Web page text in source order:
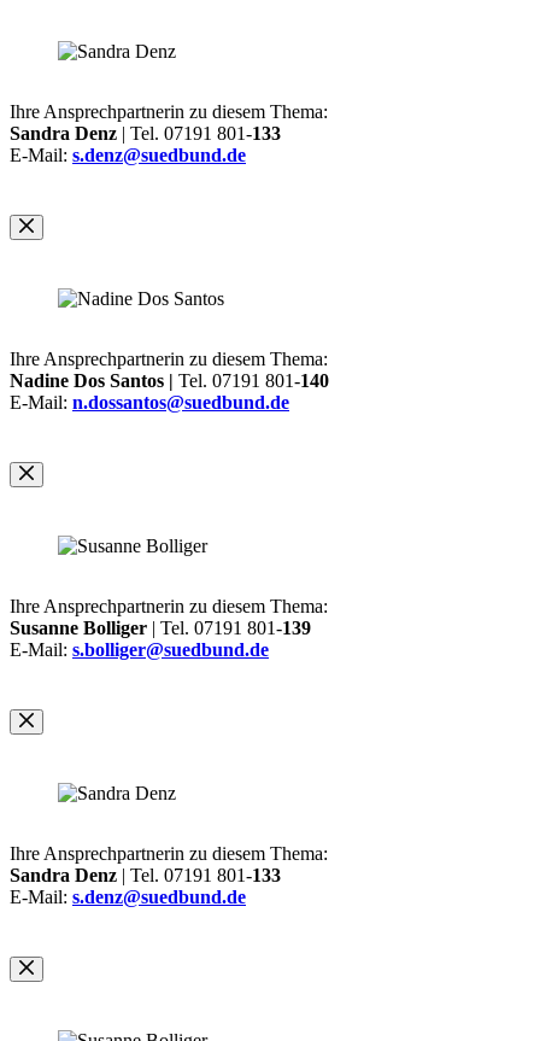
Ihre Ansprechpartnerin zu diesem Thema:
Sandra Denz | Tel. 07191 801-133
E-Mail: s.denz@suedbund.de
Ihre Ansprechpartnerin zu diesem Thema:
Nadine Dos Santos | Tel. 07191 801-140
E-Mail: n.dossantos@suedbund.de
Ihre Ansprechpartnerin zu diesem Thema:
Susanne Bolliger | Tel. 07191 801-139
E-Mail: s.bolliger@suedbund.de
Ihre Ansprechpartnerin zu diesem Thema:
Sandra Denz | Tel. 07191 801-133
E-Mail: s.denz@suedbund.de